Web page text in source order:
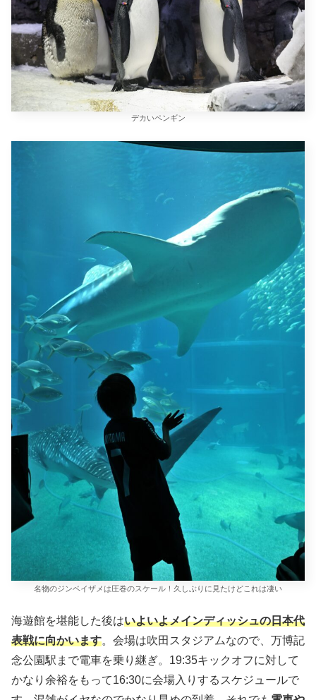
デカいペンギン
名物のジンベイザメは圧巻のスケール！久しぶりに見たけどこれは凄い
海遊館を堪能した後はいよいよメインディッシュの日本代
表戦に向かいます。会場は吹田スタジアムなので、万博記
念公園駅まで電車を乗り継ぎ。19:35キックオフに対して
かなり余裕をもって16:30に会場入りするスケジュールで